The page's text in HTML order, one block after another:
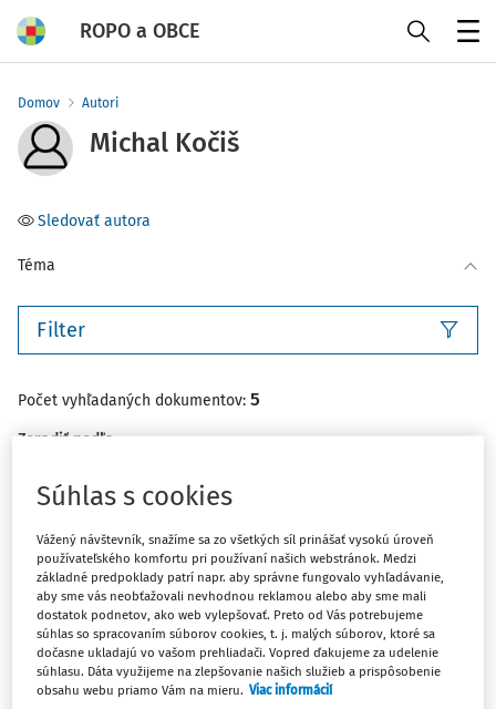
ROPO a OBCE
Domov Autori
Michal Kočiš
Sledovať autora
Téma
Filter
Počet vyhľadaných dokumentov: 5
Zoradiť podľa
Transferove ocenovanie - nove povinnosti
pre obchodne spoločnosti obci, miest a
VÚC
Transferove ocenovanie — nove povinnosti pre obchodne
spoločnosti obci, miest a VÚC JUDr. PhDr. Michal Kočiš
PhD. LL.M. Zabezpečovanie funkcií miest a obcí, ako aj
Súhlas s cookies
Vážený návštevník, snažíme sa zo všetkých síl prinášať vysokú úroveň
používateľského komfortu pri používaní našich webstránok. Medzi
základné predpoklady patrí napr. aby správne fungovalo vyhľadávanie,
aby sme vás neobťažovali nevhodnou reklamou alebo aby sme mali
dostatok podnetov, ako web vylepšovať. Preto od Vás potrebujeme
súhlas so spracovaním súborov cookies, t. j. malých súborov, ktoré sa
dočasne ukladajú vo vašom prehliadači. Vopred ďakujeme za udelenie
súhlasu. Dáta využijeme na zlepšovanie našich služieb a prispôsobenie
obsahu webu priamo Vám na mieru. Viac informácií